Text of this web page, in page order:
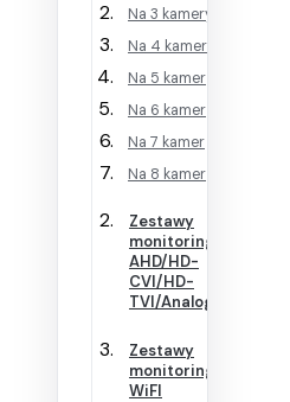
Na 3 kamery
Na 4 kamery
Na 5 kamer
Na 6 kamer
Na 7 kamer
Na 8 kamer
Zestawy
monitoringu
AHD/HD-
CVI/HD-
TVI/Analog
Zestawy
monitoringu
WiFI